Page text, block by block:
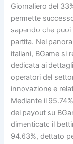
Giornaliero del
permette
sapendo che puoi
partita. Nel
italiani, BGame si
dedicata ai
operatori del
innovazione e
Mediante il
dei payout su
dimenticato il
94.63%, dettato